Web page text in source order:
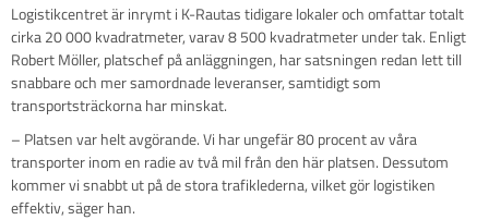
Logistikcentret är inrymt i K-Rautas tidigare lokaler och omfattar totalt
cirka 20 000 kvadratmeter, varav 8 500 kvadratmeter under tak. Enligt
Robert Möller, platschef på anläggningen, har satsningen redan lett till
snabbare och mer samordnade leveranser, samtidigt som
transportsträckorna har minskat.
– Platsen var helt avgörande. Vi har ungefär 80 procent av våra
transporter inom en radie av två mil från den här platsen. Dessutom
kommer vi snabbt ut på de stora trafiklederna, vilket gör logistiken
effektiv, säger han.